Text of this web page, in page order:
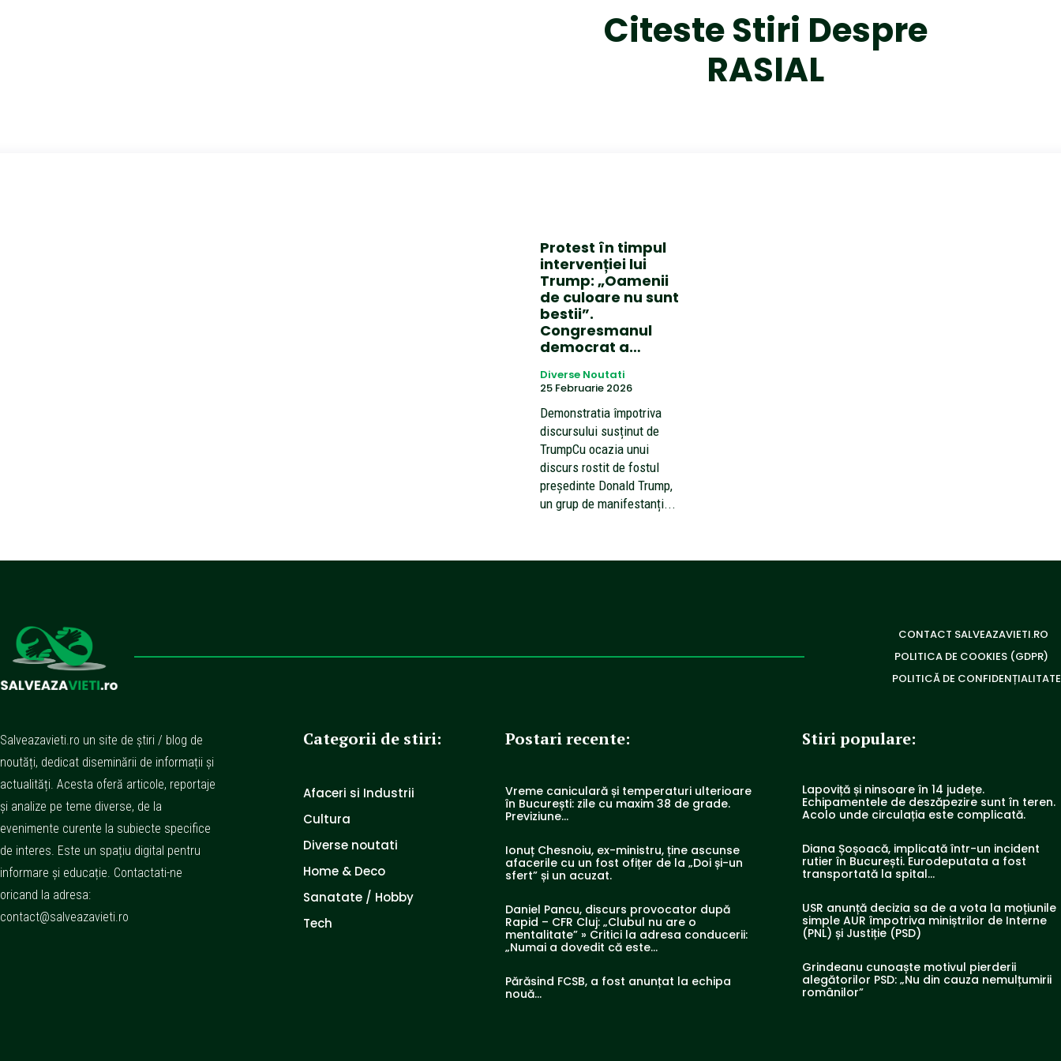
Citeste Stiri Despre
RASIAL
Protest în timpul
intervenției lui
Trump: „Oamenii
de culoare nu sunt
bestii”.
Congresmanul
democrat a…
Diverse Noutati
25 Februarie 2026
Demonstratia împotriva
discursului susținut de
TrumpCu ocazia unui
discurs rostit de fostul
președinte Donald Trump,
un grup de manifestanți...
CONTACT SALVEAZAVIETI.RO
POLITICA DE COOKIES (GDPR)
POLITICĂ DE CONFIDENȚIALITATE
Salveazavieti.ro un site de știri / blog de
noutăți, dedicat diseminării de informații și
actualități. Acesta oferă articole, reportaje
și analize pe teme diverse, de la
evenimente curente la subiecte specifice
de interes. Este un spațiu digital pentru
informare și educație. Contactati-ne
oricand la adresa:
contact@salveazavieti.ro
Categorii de stiri:
Afaceri si Industrii
Cultura
Diverse noutati
Home & Deco
Sanatate / Hobby
Tech
Postari recente:
Vreme caniculară și temperaturi ulterioare
în București: zile cu maxim 38 de grade.
Previziune…
Ionuț Chesnoiu, ex-ministru, ține ascunse
afacerile cu un fost ofițer de la „Doi și-un
sfert” și un acuzat.
Daniel Pancu, discurs provocator după
Rapid – CFR Cluj: „Clubul nu are o
mentalitate” » Critici la adresa conducerii:
„Numai a dovedit că este...
Părăsind FCSB, a fost anunțat la echipa
nouă…
Stiri populare:
Lapoviță și ninsoare în 14 județe.
Echipamentele de deszăpezire sunt în teren.
Acolo unde circulația este complicată.
Diana Șoșoacă, implicată într-un incident
rutier în București. Eurodeputata a fost
transportată la spital…
USR anunță decizia sa de a vota la moțiunile
simple AUR împotriva miniștrilor de Interne
(PNL) și Justiție (PSD)
Grindeanu cunoaște motivul pierderii
alegătorilor PSD: „Nu din cauza nemulțumirii
românilor”